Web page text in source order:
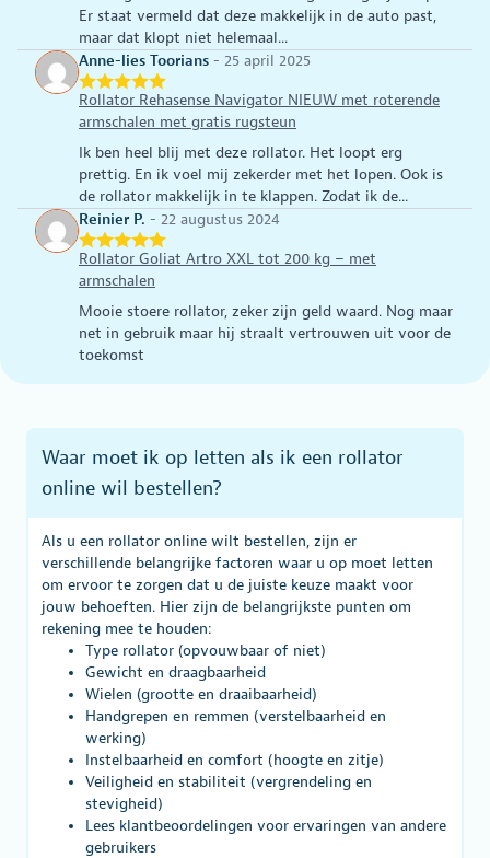
Er staat vermeld dat deze makkelijk in de auto past,
maar dat klopt niet helemaal...
Anne-lies Toorians - 25 april 2025
Rollator Rehasense Navigator NIEUW met roterende
armschalen met gratis rugsteun
Ik ben heel blij met deze rollator. Het loopt erg
prettig. En ik voel mij zekerder met het lopen. Ook is
de rollator makkelijk in te klappen. Zodat ik de...
Reinier P. - 22 augustus 2024
Rollator Goliat Artro XXL tot 200 kg – met
armschalen
Mooie stoere rollator, zeker zijn geld waard. Nog maar
net in gebruik maar hij straalt vertrouwen uit voor de
toekomst
Waar moet ik op letten als ik een rollator
online wil bestellen?
Als u een rollator online wilt bestellen, zijn er
verschillende belangrijke factoren waar u op moet letten
om ervoor te zorgen dat u de juiste keuze maakt voor
jouw behoeften. Hier zijn de belangrijkste punten om
rekening mee te houden:
Type rollator (opvouwbaar of niet)
Gewicht en draagbaarheid
Wielen (grootte en draaibaarheid)
Handgrepen en remmen (verstelbaarheid en
werking)
Instelbaarheid en comfort (hoogte en zitje)
Veiligheid en stabiliteit (vergrendeling en
stevigheid)
Lees klantbeoordelingen voor ervaringen van andere
gebruikers